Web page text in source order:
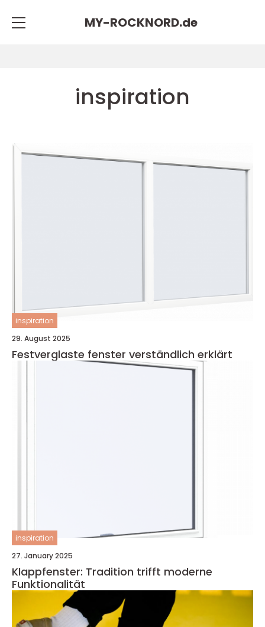
MY-ROCKNORD.de
inspiration
inspiration
29. August 2025
Festverglaste fenster verständlich erklärt
inspiration
27. January 2025
Klappfenster: Tradition trifft moderne
Funktionalität